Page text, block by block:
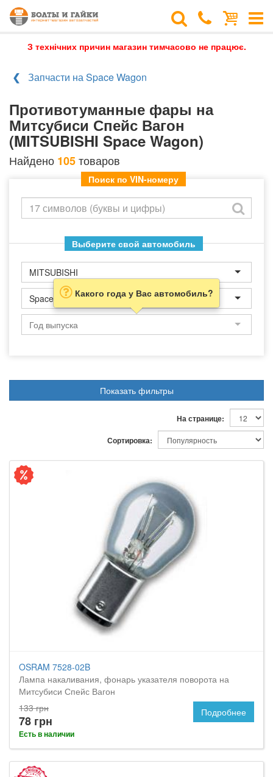
З технічних причин магазин тимчасово не працює.
Запчасти на Space Wagon
Противотуманные фары на
Митсубиси Спейс Вагон
(MITSUBISHI Space Wagon)
Найдено 105товаров
Поиск по VIN-номеру
Выберите свой автомобиль
MITSUBISHI
Space WagonКакого года у Вас автомобиль?
Показать фильтры
На странице:
Сортировка:
OSRAM 7528-02B
Лампа накаливания, фонарь указателя поворота на
Митсубиси Спейс Вагон
133 грн
78 грн
Есть в наличии
Подробнее